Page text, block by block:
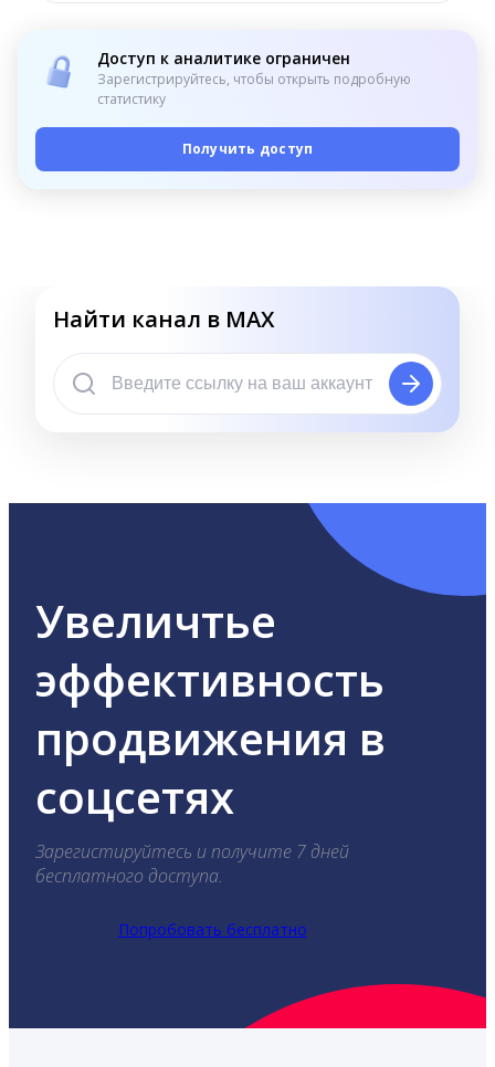
Доступ к аналитике ограничен
Зарегистрируйтесь, чтобы открыть подробную
статистику
Получить доступ
Найти канал в MAX
Увеличтье
эффективность
продвижения в
соцсетях
Зарегистируйтесь и получите 7 дней
бесплатного доступа.
Попробовать бесплатно